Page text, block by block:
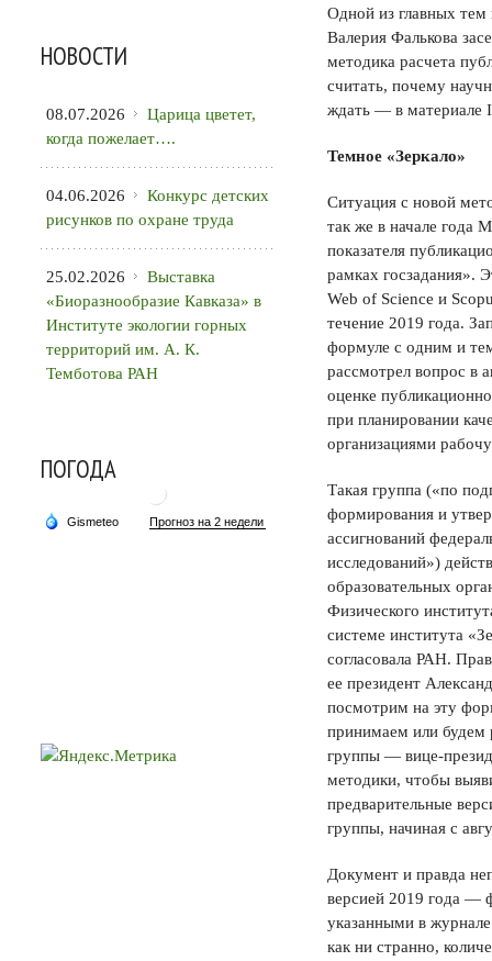
Одной из главных тем
Валерия Фалькова
методика расчета
считать, почему
ждать — в материале
Темное «Зеркало»
Ситуация с новой
так же в начале года
показателя
рамках госзадания».
Web of Science и
течение 2019 года.
формуле с одним и
рассмотрел вопрос в
оценке
при планировании
организациями
Такая группа («по
формирования и
ассигнований
исследований»)
образовательных
Физического
системе института
согласовала РАН.
ее президент
посмотрим на эту
принимаем или будем
группы — вице-
методики, чтобы
предварительные
группы, начиная с
Документ и правда
версией 2019 года —
указанными в
как ни странно,
НОВОСТИ
08.07.2026
Царица цветет,
когда пожелает….
04.06.2026
Конкурс детских
рисунков по охране труда
25.02.2026
Выставка
«Биоразнообразие Кавказа» в
Институте экологии горных
территорий им. А. К.
Темботова РАН
ПОГОДА